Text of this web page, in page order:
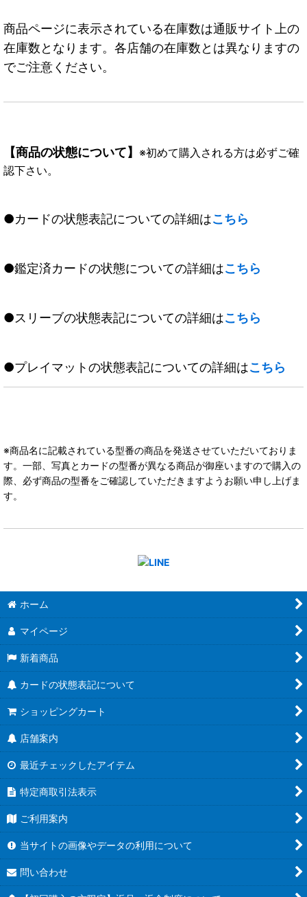
商品ページに表示されている在庫数は通販サイト上の
在庫数となります。各店舗の在庫数とは異なりますの
でご注意ください。
【商品の状態について】 ※初めて購入される方は必ずご確
認下さい。
●カードの状態表記についての詳細はこちら
●鑑定済カードの状態についての詳細はこちら
●スリーブの状態表記についての詳細はこちら
●プレイマットの状態表記についての詳細はこちら
※商品名に記載されている型番の商品を発送させていただいておりま
す。一部、写真とカードの型番が異なる商品が御座いますので購入の
際、必ず商品の型番をご確認していただきますようお願い申し上げま
す。
ホーム
マイページ
新着商品
カードの状態表記について
ショッピングカート
店舗案内
最近チェックしたアイテム
特定商取引法表示
ご利用案内
当サイトの画像やデータの利用について
問い合わせ